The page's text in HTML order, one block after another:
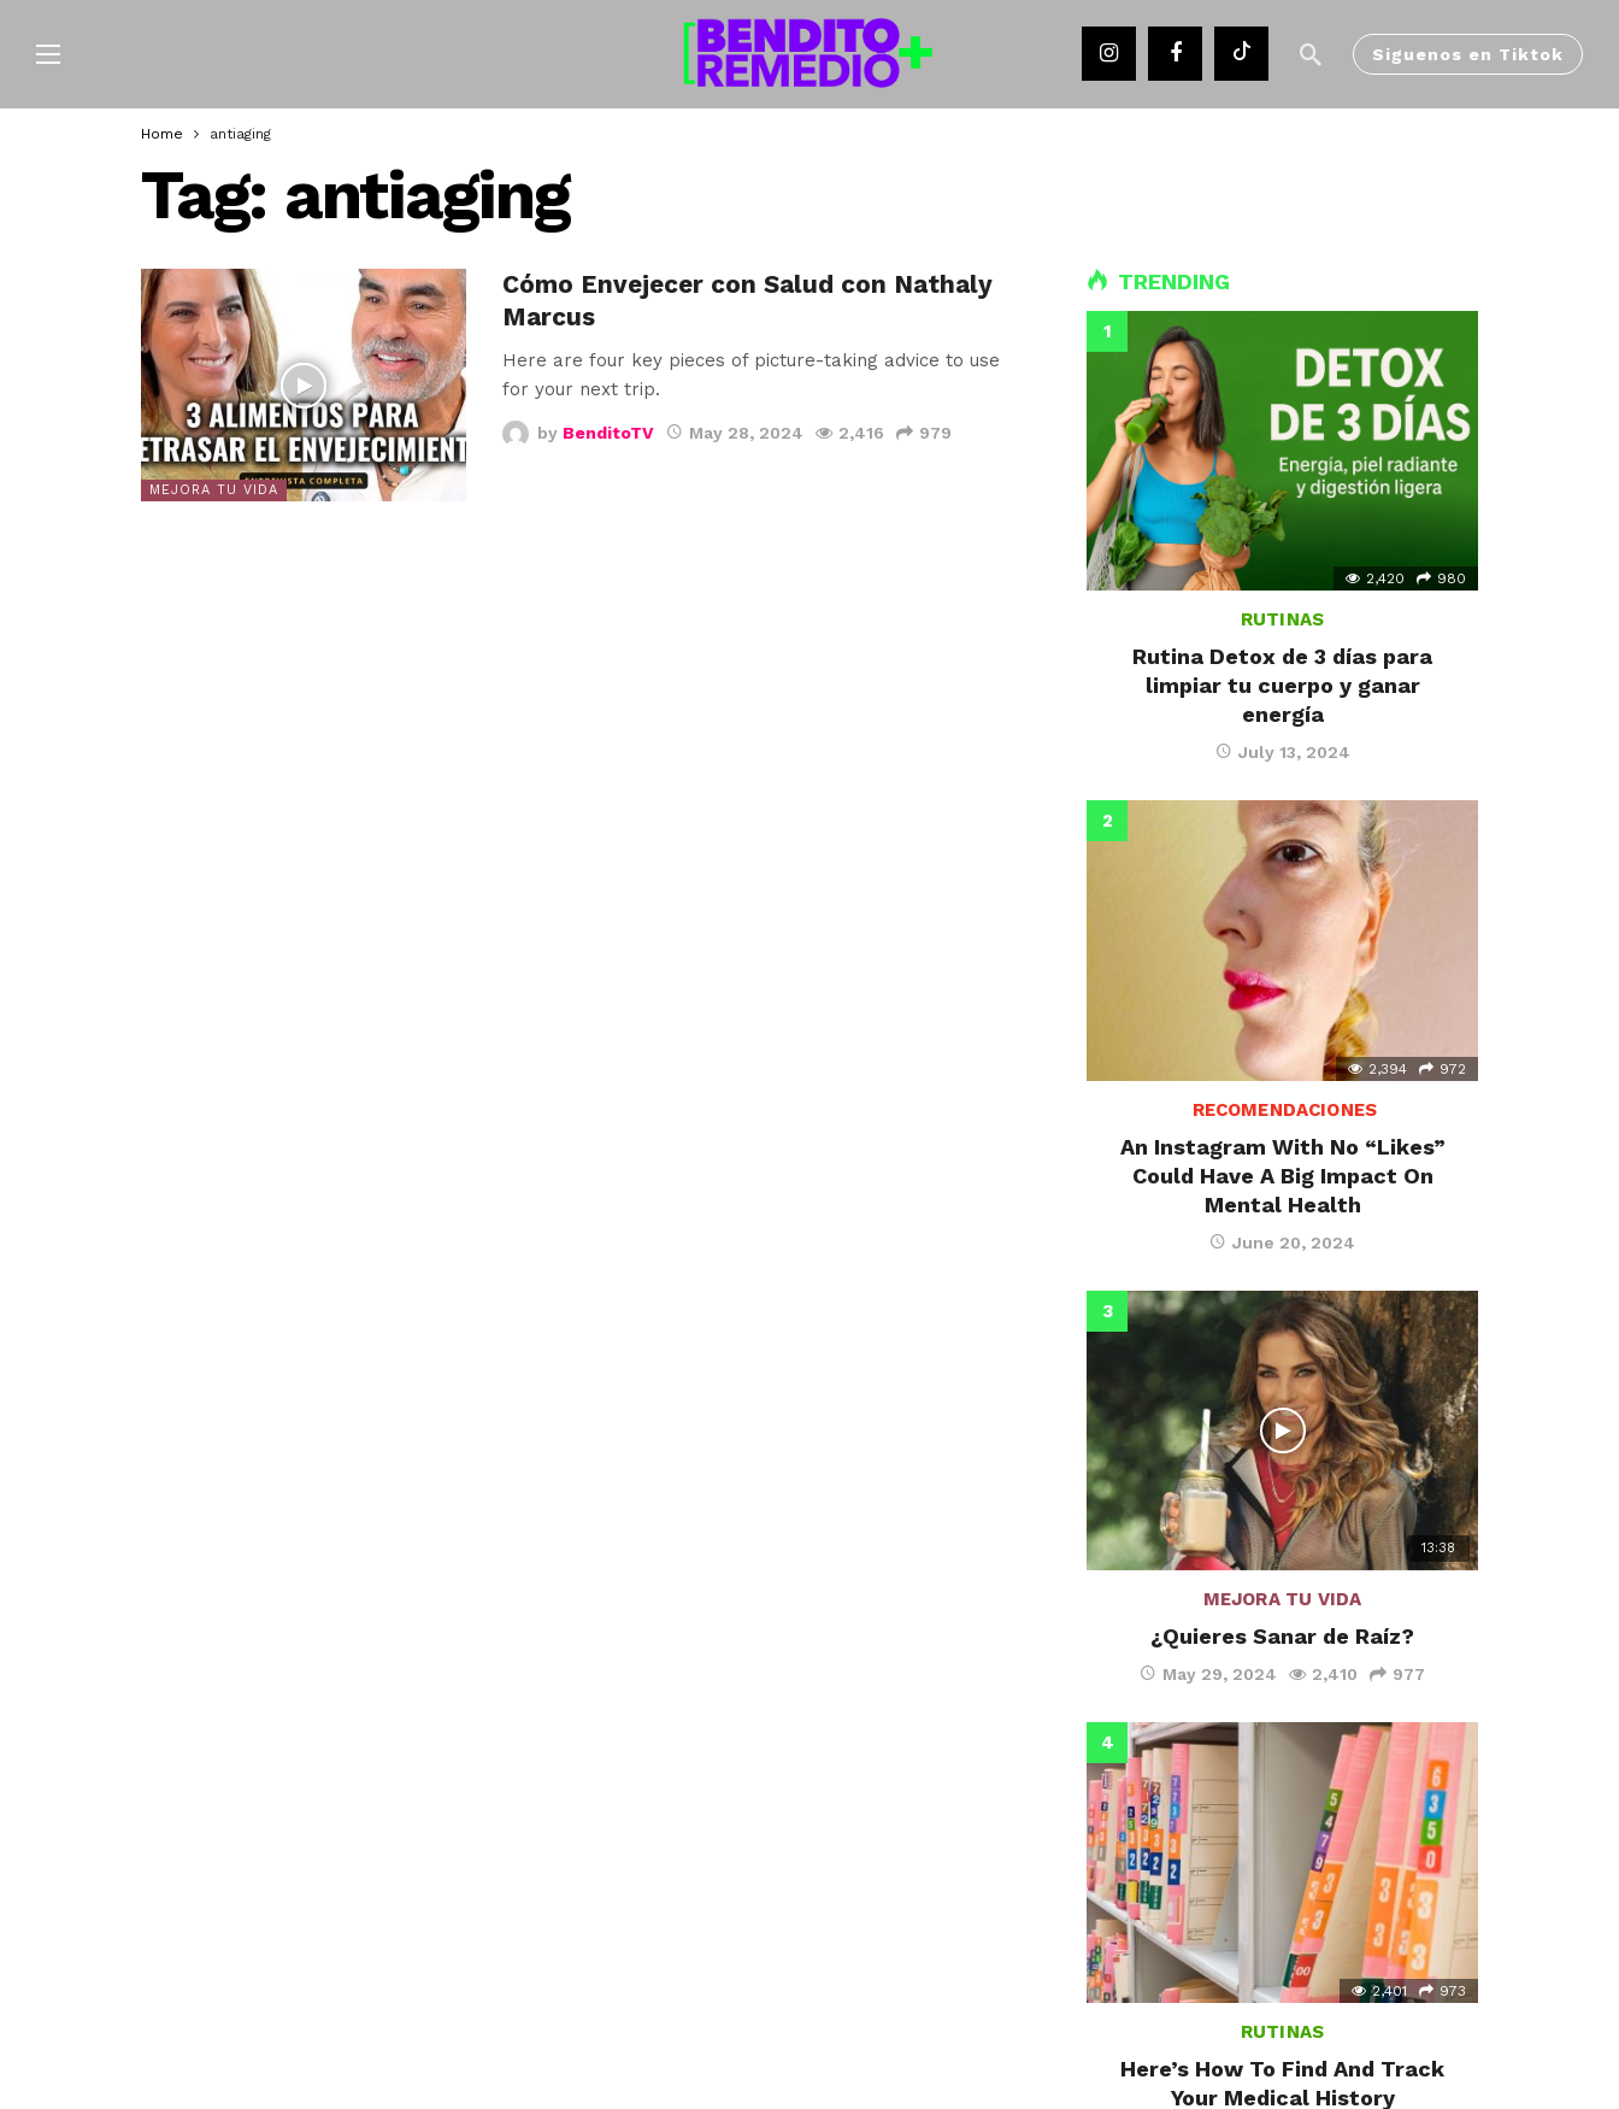
Siguenos en Tiktok
Home antiaging
Tag: antiaging
MEJORA TU VIDA
Cómo Envejecer con Salud con Nathaly
Marcus
Here are four key pieces of picture-taking advice to use
for your next trip.
by BenditoTV May 28, 2024 2,416 979
TRENDING
2,420 980
RUTINAS
Rutina Detox de 3 días para
limpiar tu cuerpo y ganar
energía
July 13, 2024
2,394 972
RECOMENDACIONES
An Instagram With No “Likes”
Could Have A Big Impact On
Mental Health
June 20, 2024
13:38
MEJORA TU VIDA
¿Quieres Sanar de Raíz?
May 29, 2024 2,410 977
2,401 973
RUTINAS
Here’s How To Find And Track
Your Medical History